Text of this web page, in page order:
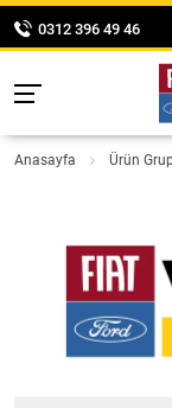
0312 396 49 46
Anasayfa Ürün